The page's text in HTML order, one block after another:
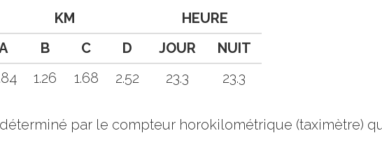
KM
HEURE
B C D JOUR
NUIT
1.26 1.68 2.52 23.3 23.3
par le compteur horokilométrique (taximètre)